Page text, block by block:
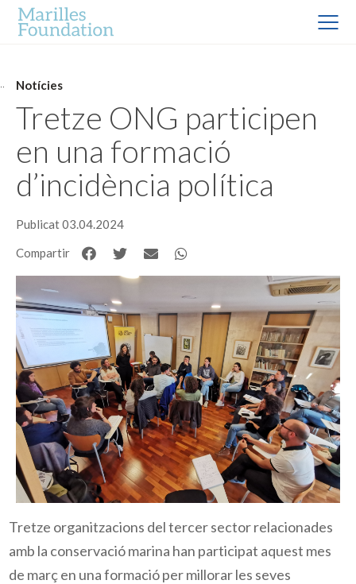
Notícies
Tretze ONG participen
en una formació
d’incidència política
Publicat 03.04.2024
Compartir
Tretze organitzacions del tercer sector relacionades
amb la conservació marina han participat aquest mes
de març en una formació per millorar les seves